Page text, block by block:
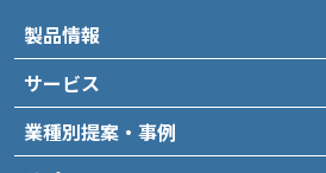
製品情報
サービス
業種別提案・事例